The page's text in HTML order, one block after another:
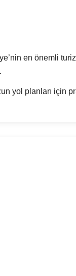
en önemli
yol planları için